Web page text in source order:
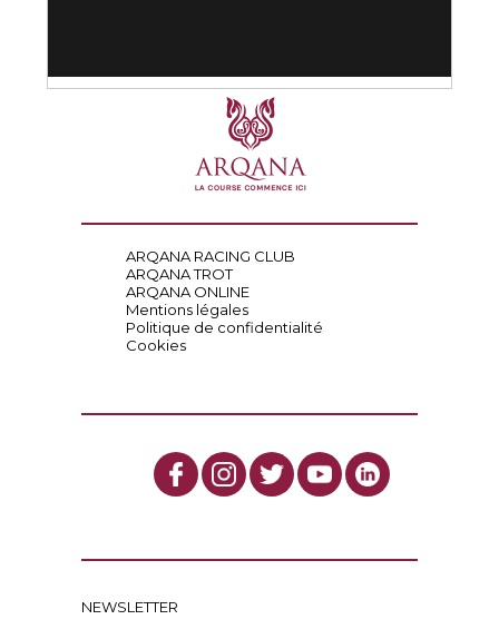
ARQANA RACING CLUB
ARQANA TROT
ARQANA ONLINE
Mentions légales
Politique de confidentialité
Cookies
NEWSLETTER